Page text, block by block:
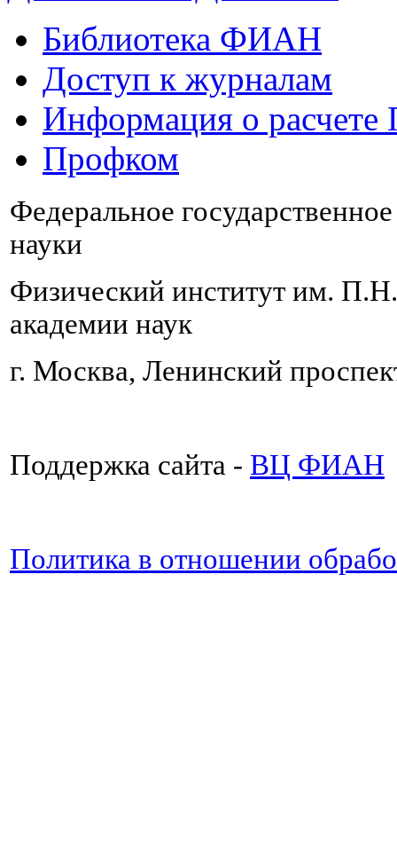
Библиотека ФИАН
Доступ к журналам
Информация о
Профком
Федеральное
науки
Физический институт им.
академии наук
г. Москва, Ленинский
Поддержка сайта - ВЦ ФИАН
Политика в отношении